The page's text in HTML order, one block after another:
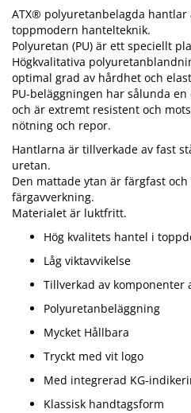
ATX® polyuretanbelagda
toppmodern hantelteknik.
Polyuretan (PU) är ett speciellt
Högkvalitativa
optimal grad av hårdhet och
PU-beläggningen har sålunda
och är extremt resistent och
nötning och repor.
Hantlarna är tillverkade av fast
uretan.
Den mattade ytan är färgfast
färgavverkning.
Materialet är luktfritt.
Hög kvalitets hantel i
Låg viktavvikelse
Tillverkad av komponenter
Polyuretanbeläggning
Mycket Hållbara
Tryckt med vit logo
Med integrerad KG-
Klassisk handtagsform